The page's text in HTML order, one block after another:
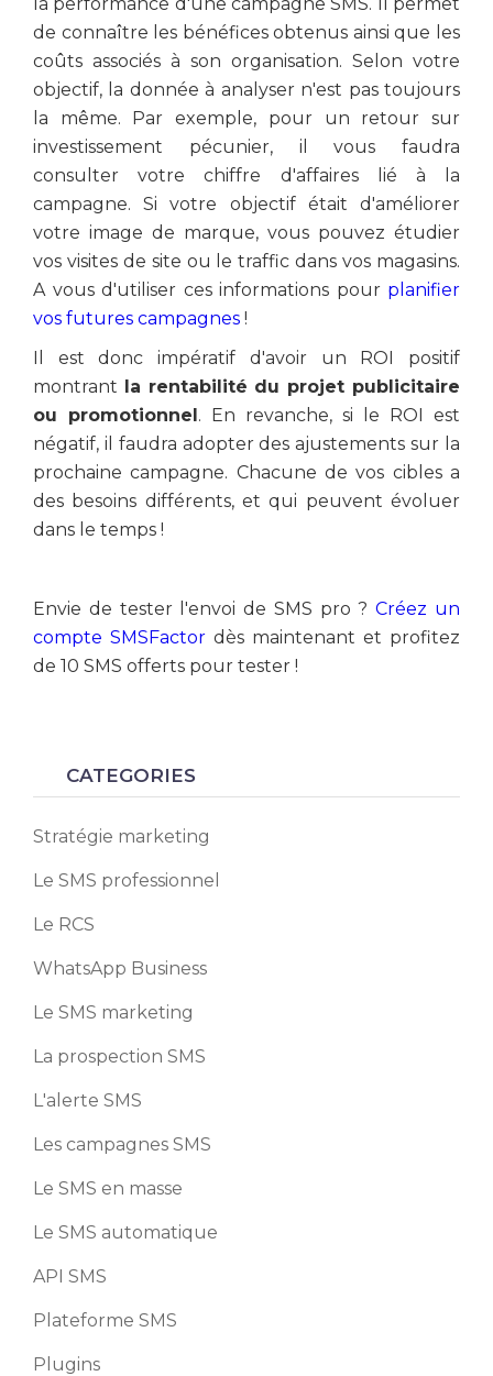
de connaître les bénéfices obtenus ainsi que les
coûts associés à son organisation. Selon votre
objectif, la donnée à analyser n'est pas toujours
la même. Par exemple, pour un retour sur
investissement pécunier, il vous faudra
consulter votre chiffre d'affaires lié à la
campagne. Si votre objectif était d'améliorer
votre image de marque, vous pouvez étudier
vos visites de site ou le traffic dans vos magasins.
A vous d'utiliser ces informations pour planifier
vos futures campagnes !
Il est donc impératif d'avoir un ROI positif
montrant la rentabilité du projet publicitaire
ou promotionnel. En revanche, si le ROI est
négatif, il faudra adopter des ajustements sur la
prochaine campagne. Chacune de vos cibles a
des besoins différents, et qui peuvent évoluer
dans le temps !
Envie de tester l'envoi de SMS pro ?Créez un
compte SMSFactor dès maintenant et profitez
de 10 SMS offerts pour tester !
CATEGORIES
Stratégie marketing
Le SMS professionnel
Le RCS
WhatsApp Business
Le SMS marketing
La prospection SMS
L'alerte SMS
Les campagnes SMS
Le SMS en masse
Le SMS automatique
API SMS
Plateforme SMS
Plugins